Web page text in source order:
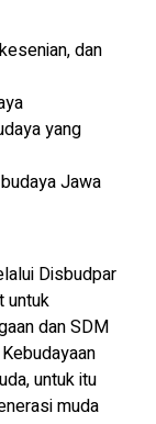
dan
yang
Jawa
Disbudpar
untuk
dan SDM
untuk itu
muda